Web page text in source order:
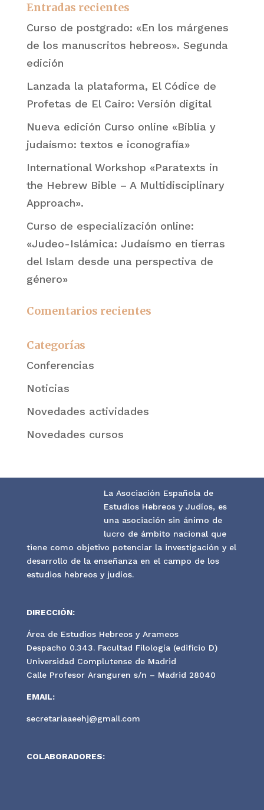
Entradas recientes
Curso de postgrado: «En los márgenes
de los manuscritos hebreos». Segunda
edición
Lanzada la plataforma, El Códice de
Profetas de El Cairo: Versión digital
Nueva edición Curso online «Biblia y
judaísmo: textos e iconografía»
International Workshop «Paratexts in
the Hebrew Bible – A Multidisciplinary
Approach».
Curso de especialización online:
«Judeo-Islámica: Judaísmo en tierras
del Islam desde una perspectiva de
género»
Comentarios recientes
Categorías
Conferencias
Noticias
Novedades actividades
Novedades cursos
La Asociación Española de
Estudios Hebreos y Judíos, es
una asociación sin ánimo de
lucro de ámbito nacional que
tiene como objetivo potenciar la investigación y el
desarrollo de la enseñanza en el campo de los
estudios hebreos y judíos.
DIRECCIÓN:
Área de Estudios Hebreos y Arameos
Despacho 0.343. Facultad Filología (edificio D)
Universidad Complutense de Madrid
Calle Profesor Aranguren s/n – Madrid 28040
EMAIL:
secretariaaeehj@gmail.com
COLABORADORES: